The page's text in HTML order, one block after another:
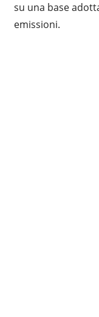
su una base
emissioni.